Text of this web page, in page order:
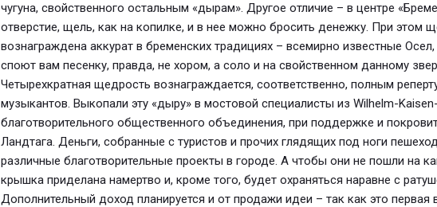
чугуна, свойственного остальным «дырам». Другое отличие – в центре
отверстие, щель, как на копилке, и в нее можно бросить денежку. При этом
вознаграждена аккурат в бременских традициях – всемирно известные
споют вам песенку, правда, не хором, а соло и на свойственном данному
Четырехкратная щедрость вознаграждается, соответственно, полным
музыкантов. Выкопали эту «дыру» в мостовой специалисты из Wilhelm-
благотворительного общественного объединения, при поддержке и
Ландтага. Деньги, собранные с туристов и прочих глядящих под ноги
различные благотворительные проекты в городе. А чтобы они не пошли на
крышка приделана намертво и, кроме того, будет охраняться наравне с
Дополнительный доход планируется и от продажи идеи – так как это